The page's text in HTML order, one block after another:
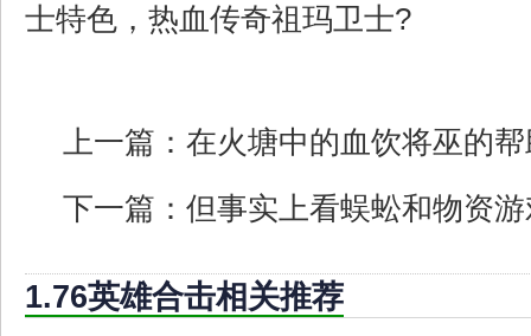
士特色，热血传奇祖玛卫士?
上一篇： 在火塘中的血饮将巫的
下一篇： 但事实上看蜈蚣和物资
1.76英雄合击相关推荐